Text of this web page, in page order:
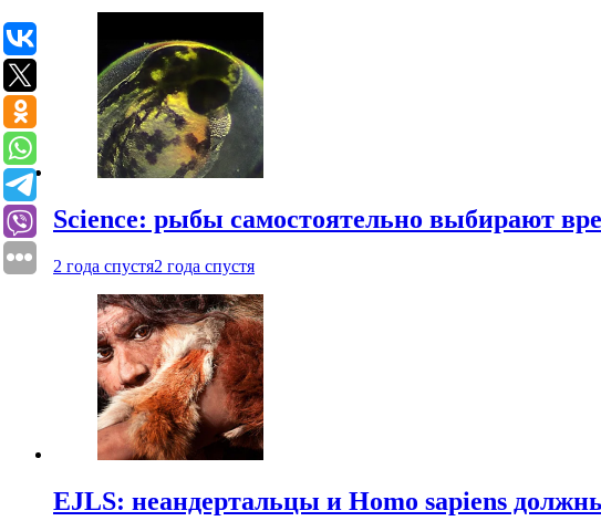
Science: рыбы самостоятельно выбирают
2 года спустя2 года спустя
EJLS: неандертальцы и Homo sapiens